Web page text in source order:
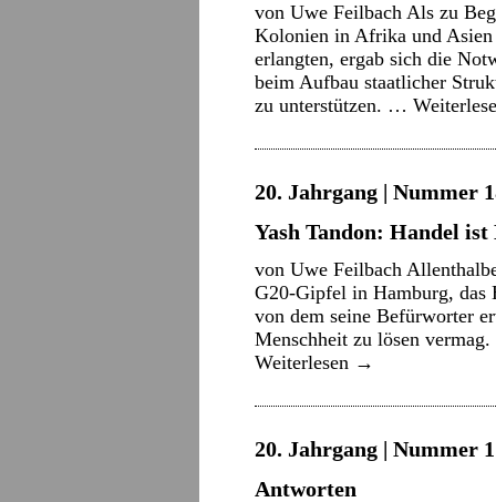
von Uwe Feilbach Als zu
Kolonien in Afrika und Asien
erlangten, ergab sich die
beim Aufbau staatlicher
zu unterstützen. …
20. Jahrgang | Nummer
Yash Tandon: Handel
von Uwe Feilbach
G20-Gipfel in Hamburg, das
von dem seine Befürworter
Menschheit zu lösen
Weiterlesen →
20. Jahrgang | Nummer
Antworten